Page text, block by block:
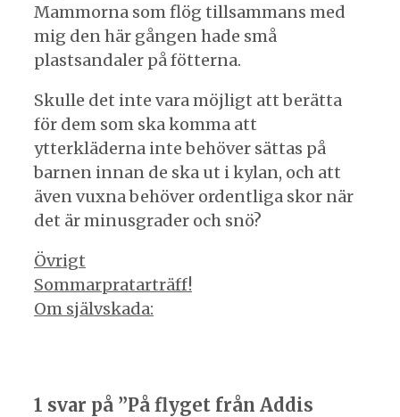
Mammorna som flög tillsammans med
mig den här gången hade små
plastsandaler på fötterna.
Skulle det inte vara möjligt att berätta
för dem som ska komma att
ytterkläderna inte behöver sättas på
barnen innan de ska ut i kylan, och att
även vuxna behöver ordentliga skor när
det är minusgrader och snö?
Kategorier
Övrigt
Inläggsnavigering
Sommarpratarträff!
Om självskada:
1 svar på ”På flyget från Addis